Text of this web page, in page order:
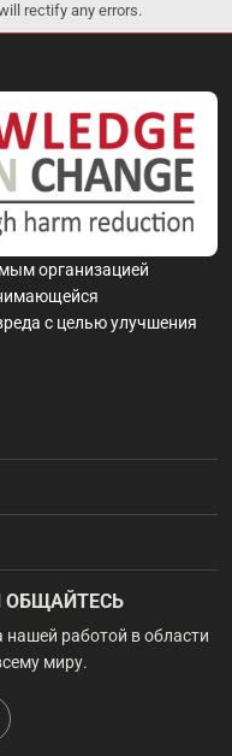
rectify any errors.
организацией
с целью улучшения
ОБЩАЙТЕСЬ
нашей работой в области
миру.